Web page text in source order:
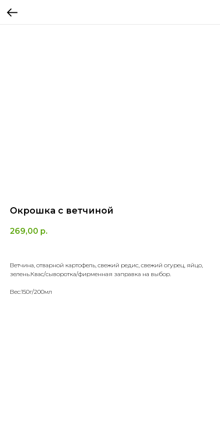
Окрошка с ветчиной
269,00 р.
Ветчина, отварной картофель, свежий редис, свежий огурец, яйцо,
зелень.Квас/сыворотка/фирменная заправка на выбор.
Вес:150г/200мл